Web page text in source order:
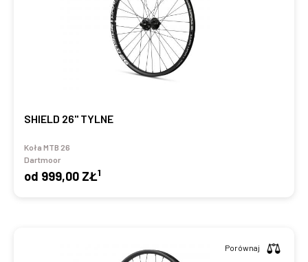
SHIELD 26" TYLNE
Koła MTB 26
Dartmoor
od 999,00 ZŁ1
Porównaj